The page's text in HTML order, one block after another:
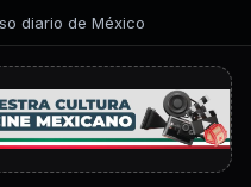
diario de México